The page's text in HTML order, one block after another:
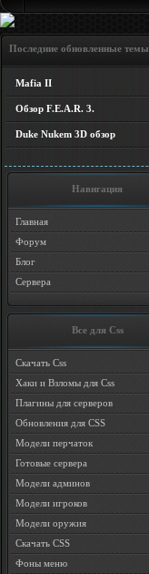
Последние
Mafia II
Обзор F.E.A.R. 3.
Duke Nukem 3D обзор
Навигация
Главная
Форум
Блог
Сервера
Все для Css
Скачать Css
Хаки и Взломы для Css
Плагины для серверов
Обновления для CSS
Модели перчаток
Готовые сервера
Модели админов
Модели игроков
Модели оружия
Скачать CSS
Фоны меню